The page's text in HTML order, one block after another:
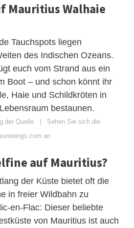
Mauritius Walhaie
Tauchspots liegen
des Indischen Ozeans.
euch vom Strand aus ein
Boot – und schon könnt ihr
Haie und Schildkröten in
bestaunen.
der Quelle | Sehen Sie sich die
an
auf Mauritius?
der Küste bietet oft die
in freier Wildbahn zu
en-Flac: Dieser beliebte
von Mauritius ist auch